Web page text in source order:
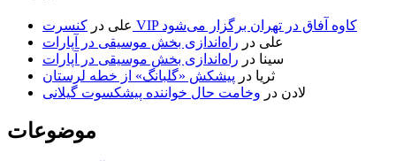
علی در
کنسرت VIP کاوه آفاق در تهران برگزار می‌شود
علی در راه‌اندازی بخش موسیقی در آپارات
سینا در راه‌اندازی بخش موسیقی در آپارات
ثریا در پیشکش «گلبانگ» از خطه لرستان
لادن در وخامت حال خواننده پیشکسوت گیلانی
موضوعات